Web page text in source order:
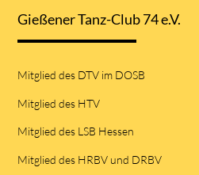
Gießener Tanz-Club 74 e.V.
Mitglied des DTV im DOSB
Mitglied des HTV
Mitglied des LSB Hessen
Mitglied des HRBV und DRBV